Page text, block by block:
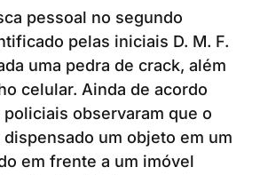
pessoal no segundo
pelas iniciais D. M. F.
uma pedra de crack, além
celular. Ainda de acordo
policiais observaram que o
dispensado um objeto em um
em frente a um imóvel